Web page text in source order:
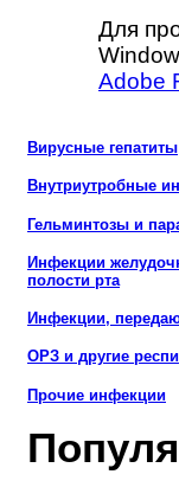
Для
Adobe
Вирусные гепатиты
Внутриутробные
Гельминтозы и
Инфекции
полости рта
Инфекции,
ОРЗ и другие
Прочие инфекции